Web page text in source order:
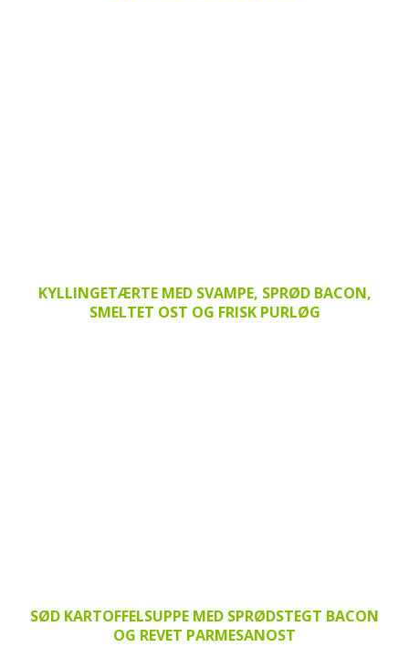
KYLLINGETÆRTE MED SVAMPE, SPRØD BACON,
SMELTET OST OG FRISK PURLØG
SØD KARTOFFELSUPPE MED SPRØDSTEGT BACON
OG REVET PARMESANOST